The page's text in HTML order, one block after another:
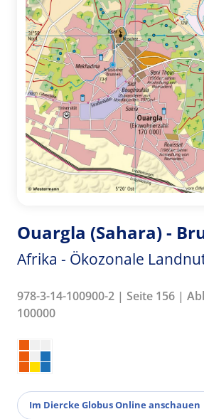
Ouargla (Sahara) -
Afrika - Ökozonale
978-3-14-100900-2 | Seite 156 |
100000
Im Diercke Globus Online anschauen